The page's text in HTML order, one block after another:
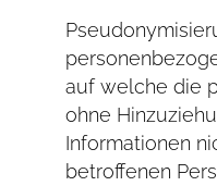
auf welche die
ohne
Informationen
betroffenen